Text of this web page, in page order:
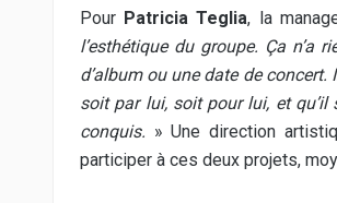
Pour Patricia Teglia, la
l’esthétique du groupe. Ça n’a
d’album ou une date de
soit par lui, soit pour lui, et qu’il
conquis. » Une direction
participer à ces deux projets,